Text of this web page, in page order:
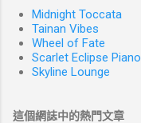
Midnight Toccata
Tainan Vibes
Wheel of Fate
Scarlet Eclipse Piano
Skyline Lounge
這個網誌中的熱門文章